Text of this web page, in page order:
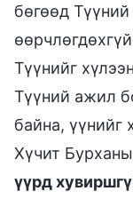
бөгөөд
Түүнийг
Түүний ажил
байна, үүнийг
Хүчит
үүрд